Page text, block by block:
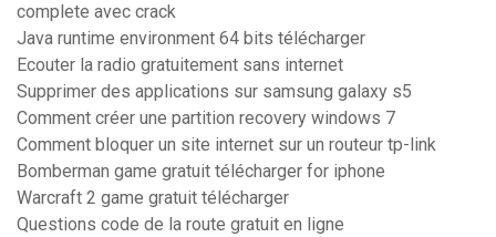
complete avec crack
Java runtime environment 64 bits télécharger
Ecouter la radio gratuitement sans internet
Supprimer des applications sur samsung galaxy s5
Comment créer une partition recovery windows 7
Comment bloquer un site internet sur un routeur tp-link
Bomberman game gratuit télécharger for iphone
Warcraft 2 game gratuit télécharger
Questions code de la route gratuit en ligne